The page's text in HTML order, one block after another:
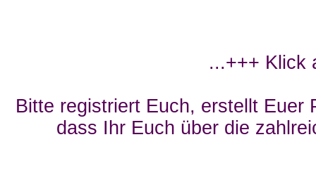
...+++ Klick
Bitte registriert Euch, erstellt Euer
dass Ihr Euch über die